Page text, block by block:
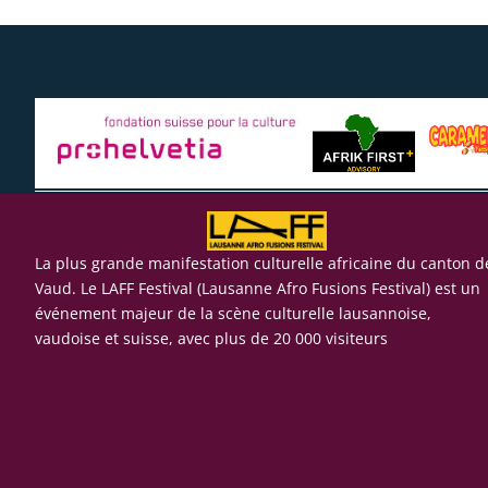
La plus grande manifestation culturelle africaine du canton
Vaud. Le LAFF Festival (Lausanne Afro Fusions Festival) est un
événement majeur de la scène culturelle lausannoise,
vaudoise et suisse, avec plus de 20 000 visiteurs